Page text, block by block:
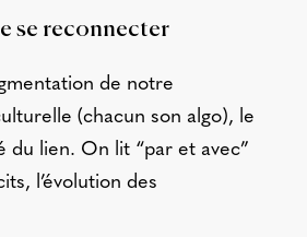
se reconnecter
de notre
(chacun son algo), le
du lien. On lit “par et avec”
l’évolution des